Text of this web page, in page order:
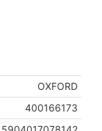
OXFORD
400166173